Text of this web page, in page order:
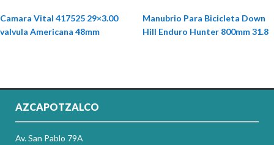
Camara Vital 417525 29×3.00
valvula Americana 48mm
Manubrio Para Bicicleta Down
Hill Enduro Hunter 800mm 31.8
AZCAPOTZALCO
Av. San Pablo 79A